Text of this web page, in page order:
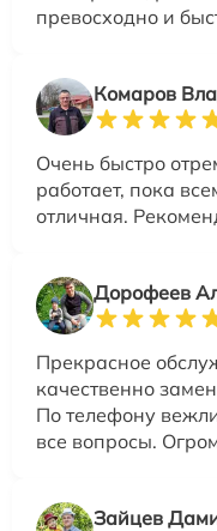
превосходно и
Комаров
Очень быстро
работает, пока
отличная.
Дорофеев
Прекрасное
качественно
По телефону
все вопросы.
Зайцев